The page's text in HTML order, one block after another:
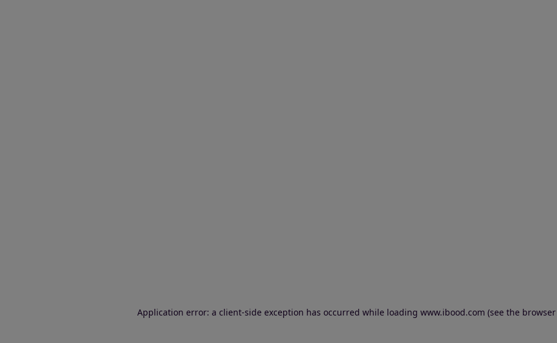
Application error: a client-side exception has occurred while loading www.ibood.com (see the